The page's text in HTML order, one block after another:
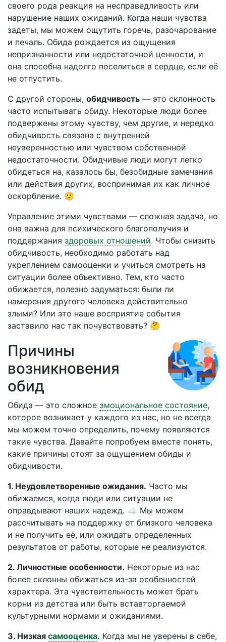
своего рода реакция на несправедливость или
нарушение наших ожиданий. Когда наши чувства
задеты, мы можем ощутить горечь, разочарование
и печаль. Обида рождается из ощущения
непризнанности или недостаточной ценности, и
она способна надолго поселиться в сердце, если её
не отпустить.
С другой стороны, обидчивость — это склонность
часто испытывать обиду. Некоторые люди более
подвержены этому чувству, чем другие, и нередко
обидчивость связана с внутренней
неуверенностью или чувством собственной
недостаточности. Обидчивые люди могут легко
обидеться на, казалось бы, безобидные замечания
или действия других, воспринимая их как личное
оскорбление. 🙁
Управление этими чувствами — сложная задача, но
она важна для психического благополучия и
поддержания здоровых отношений. Чтобы снизить
обидчивость, необходимо работать над
укреплением самооценки и учиться смотреть на
ситуации более объективно. Тем, кто часто
обижается, полезно задуматься: были ли
намерения другого человека действительно
злыми? Или это наше восприятие события
заставило нас так почувствовать? 🤔
Причины
возникновения
обид
Обида — это сложное эмоциональное состояние,
которое возникает у каждого из нас, но не всегда
мы можем точно определить, почему появляются
такие чувства. Давайте попробуем вместе понять,
какие причины стоят за ощущением обиды и
обидчивости.
1. Неудовлетворенные ожидания. Часто мы
обижаемся, когда люди или ситуации не
оправдывают наших надежд. ☁️ Мы можем
рассчитывать на поддержку от близкого человека
и не получить её, или ожидать определенных
результатов от работы, которые не реализуются.
2. Личностные особенности. Некоторые из нас
более склонны обижаться из-за особенностей
характера. Эта чувствительность может брать
корни из детства или быть вставторгаемой
культурными нормами и ожиданиями.
3. Низкая самооценка. Когда мы не уверены в себе,